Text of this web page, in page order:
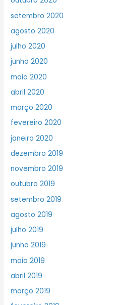
setembro 2020
agosto 2020
julho 2020
junho 2020
maio 2020
abril 2020
março 2020
fevereiro 2020
janeiro 2020
dezembro 2019
novembro 2019
outubro 2019
setembro 2019
agosto 2019
julho 2019
junho 2019
maio 2019
abril 2019
março 2019